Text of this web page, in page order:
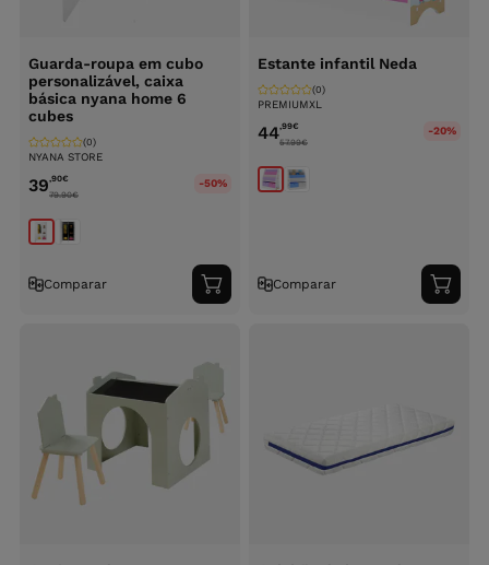
Guarda-roupa em cubo
personalizável, caixa
básica nyana home 6
cubes
NYANA STORE
(0)
39,90€
79.90€
-50%
Comparar
Adicionar
ao
Estante infantil Neda
PREMIUMXL
(0)
44,99€
57.99€
-20%
Comparar
ao